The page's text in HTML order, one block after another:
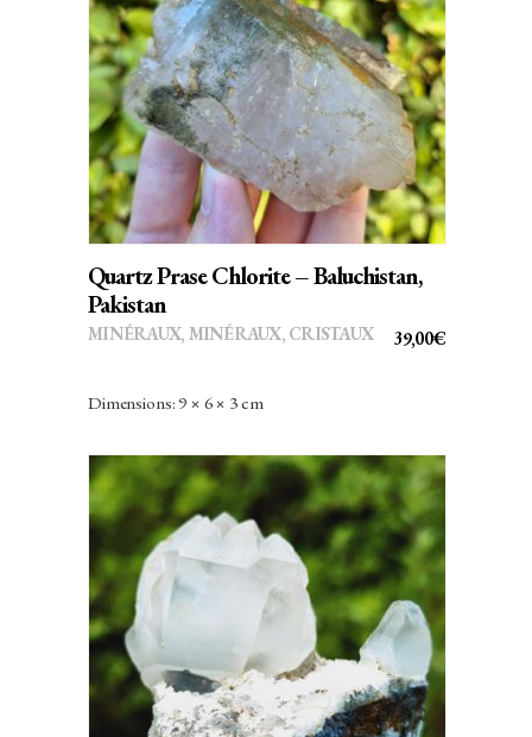
AJOUTER AU PANIER
Quartz Prase Chlorite – Baluchistan,
Pakistan
39,00€
MINÉRAUX, MINÉRAUX, CRISTAUX
Dimensions: 9 × 6 × 3 cm
AJOUTER AU PANIER